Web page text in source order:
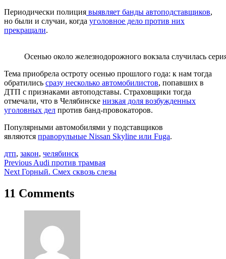
Периодически полиция выявляет банды автоподставщиков,
но были и случаи, когда уголовное дело против них
прекращали.
Осенью около железнодорожного вокзала случилась
Тема приобрела остроту осенью прошлого года: к нам тогда
обратились сразу несколько автомобилистов, попавших в
ДТП с признаками автоподставы. Страховщики тогда
отмечали, что в Челябинске низкая доля возбужденных
уголовных дел против банд-провокаторов.
Популярными автомобилями у подставщиков
являются праворульные Nissan Skyline или Fuga.
дтп, закон, челябинск
Навигация
по
записям
Previous Audi против трамвая
Next Горный. Смех сквозь слезы
11 Comments